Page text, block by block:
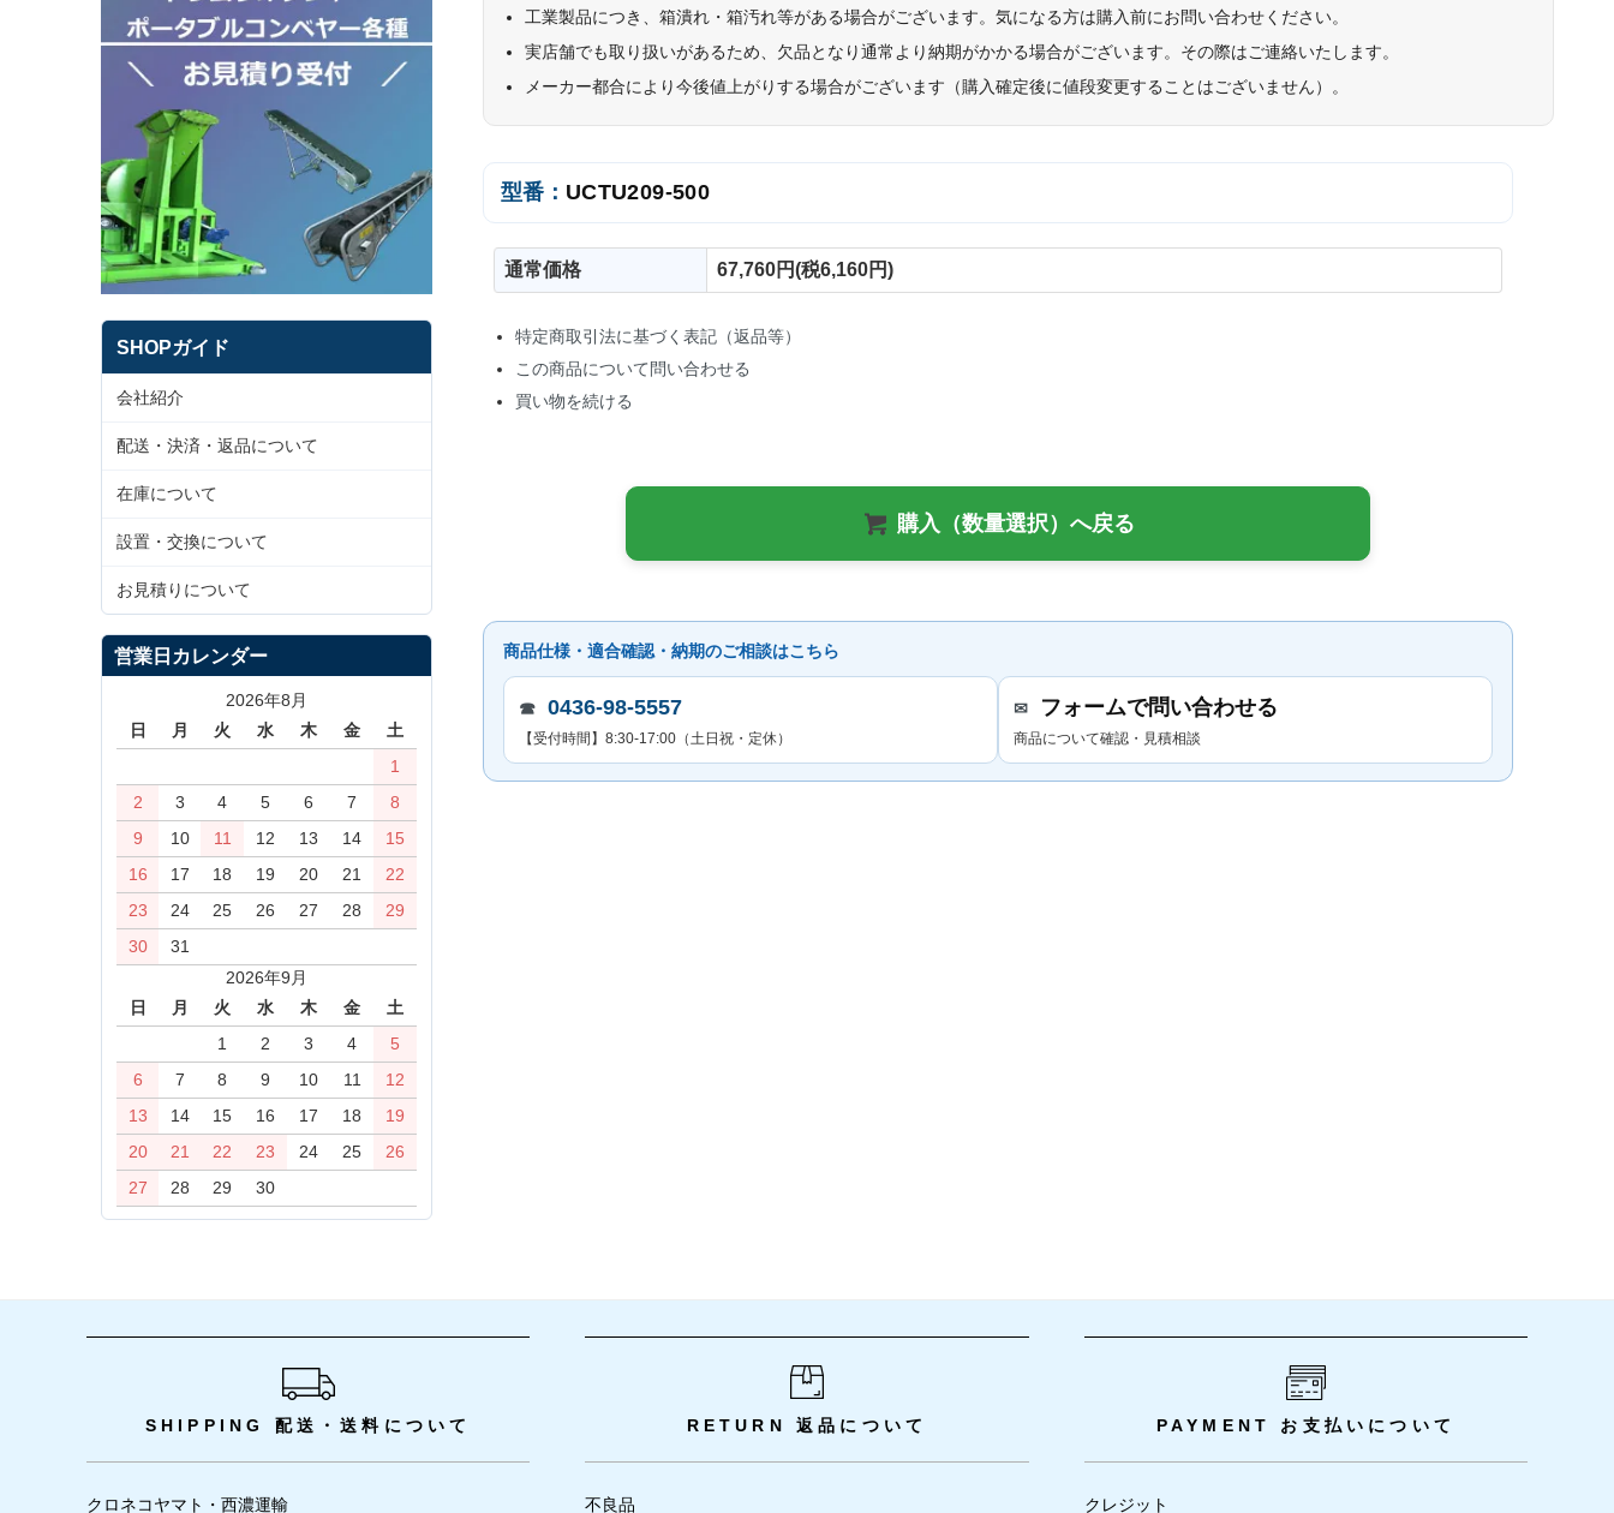
工業製品につき、箱潰れ・箱汚れ等がある場合がございます。気になる方は購入前にお問い合わせください。
実店舗でも取り扱いがあるため、欠品となり通常より納期がかかる場合がございます。その際はご連絡いたします。
メーカー都合により今後値上がりする場合がございます（購入確定後に値段変更することはございません）。
型番： UCTU209-500
通常価格 67,760円(税6,160円)
特定商取引法に基づく表記（返品等）
この商品について問い合わせる
買い物を続ける
購入（数量選択）へ戻る
商品仕様・適合確認・納期のご相談はこちら
☎ 0436-98-5557
【受付時間】8:30-17:00（土日祝・定休）
✉ フォームで問い合わせる
商品について確認・見積相談
SHOPガイド
会社紹介
配送・決済・返品について
在庫について
設置・交換について
お見積りについて
営業日カレンダー
2026年8月
日
月 火 水 木 金
土
1
2
3 4 5 6 7
8
9
10 11 12 13 14
15
16
17 18 19 20 21
22
23
24 25 26 27 28
29
30
31
2026年9月
日
月 火 水 木 金
土
1
2 3 4
5
6
7 8 9 10 11
12
13
14 15 16 17 18
19
20
21 22 23 24 25
26
27
28 29 30
SHIPPING 配送・送料について
クロネコヤマト・西濃運輸
RETURN返品について
不良品
PAYMENT お支払いについて
クレジット